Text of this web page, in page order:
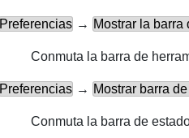
Preferencias → Mostrar la barra
Conmuta la barra de
Preferencias → Mostrar barra
Conmuta la barra de